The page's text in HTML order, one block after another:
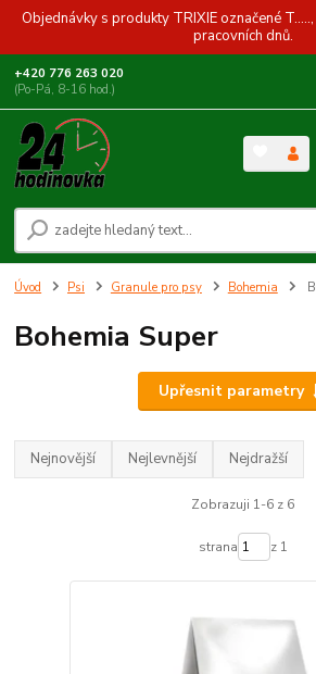
Objednávky s produkty TRIXIE označené
pracovních dnů.
+420 776 263 020
(Po-Pá, 8-16 hod.)
Úvod Psi Granule pro psy Bohemia
Bohemia Super
Upřesnit parametry
Nejnovější Nejlevnější Nejdražší
Zobrazuji 1-6 z 6
strana z 1